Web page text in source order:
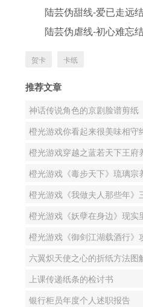
陆芸伪甜线-爱已走远结
陆芸伪虐线-初心难忘结
贺卡 卡纸
推荐文章
神话传说角色的京剧脸谱剪纸
橙光游戏你看起来很美味相守
橙光游戏穿越之蓝若天下王府
橙光游戏《毒步天下》琉璃宗
橙光游戏《我做夫人那些年》
橙光游戏《妖孽在身边》现实
橙光游戏《御剑江湖载酒行》
六翼炽天使之心的折纸方法图
上课传递纸条的检讨书
银行柜员年度个人述职报告